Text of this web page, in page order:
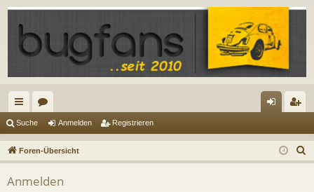
ch
ne
llz
ug
en m
el
ist
rie
Suche Anmelden Registrieren
Foren-Übersicht
u
Anmelden